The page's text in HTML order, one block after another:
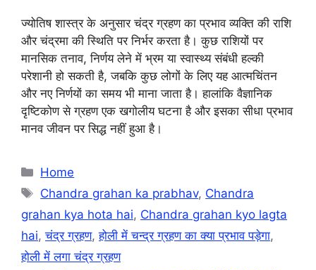
ज्योतिष शास्त्र के अनुसार चंद्र ग्रहण का प्रभाव व्यक्ति की राशि
और चंद्रमा की स्थिति पर निर्भर करता है। कुछ राशियों पर
मानसिक तनाव, निर्णय लेने में भ्रम या स्वास्थ्य संबंधी हल्की
परेशानी हो सकती है, जबकि कुछ लोगों के लिए यह आत्मचिंतन
और नए निर्णयों का समय भी माना जाता है। हालांकि वैज्ञानिक
दृष्टिकोण से ग्रहण एक खगोलीय घटना है और इसका सीधा प्रभाव
मानव जीवन पर सिद्ध नहीं हुआ है।
Categories
Home
Tags
Chandra grahan ka prabhav, Chandra
grahan kya hota hai, Chandra grahan kyo lagta
hai,चंद्र ग्रहण,होली में चन्द्र ग्रहण का क्या प्रभाव पड़ेगा,
होली में लगा चंद्र ग्रहण